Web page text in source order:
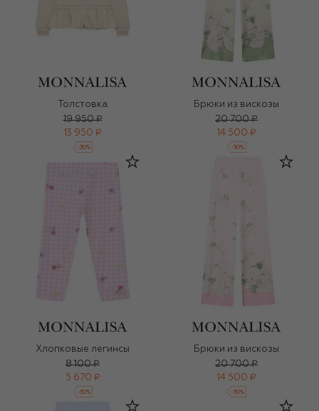
Толстовка
19 950 ₽
13 950 ₽
-30%
Брюки из вискозы
20 700 ₽
14 500 ₽
-30%
Хлопковые легинсы
8 100 ₽
5 670 ₽
-30%
Брюки из вискозы
20 700 ₽
14 500 ₽
-30%